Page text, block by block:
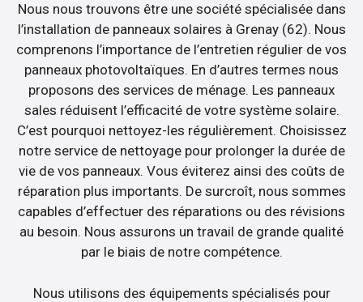
Nous nous trouvons être une société spécialisée dans
l’installation de panneaux solaires à Grenay (62). Nous
comprenons l’importance de l’entretien régulier de vos
panneaux photovoltaïques. En d’autres termes nous
proposons des services de ménage. Les panneaux
sales réduisent l’efficacité de votre système solaire.
C’est pourquoi nettoyez-les régulièrement. Choisissez
notre service de nettoyage pour prolonger la durée de
vie de vos panneaux. Vous éviterez ainsi des coûts de
réparation plus importants. De surcroît, nous sommes
capables d’effectuer des réparations ou des révisions
au besoin. Nous assurons un travail de grande qualité
par le biais de notre compétence.
Nous utilisons des équipements spécialisés pour